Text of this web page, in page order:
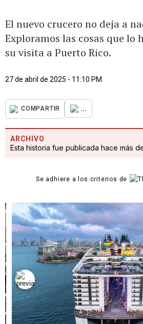
El nuevo crucero no deja a
Exploramos las cosas que lo
su visita a Puerto Rico.
27 de abril de 2025 - 11:10 PM
COMPARTIR ...
ARCHIVO
Esta historia fue publicada hace más
Se adhiere a los criterios de